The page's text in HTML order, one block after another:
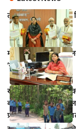
तीन वरिष्ठ पत्रकारों
महुआ के विद्युत
‘सोलर मेला–2026’
खानपुर प्रखंड के
बच्चों का निवाला
प्रधानाध्यापक भी